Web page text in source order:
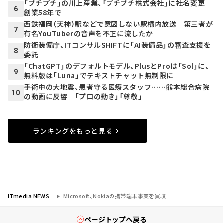
6
「プチプチ」の川上産業、「プチプチ株式会社」に社名変更
創業58年で
7
西鉄福岡（天神）駅などで意図しない駅構内放送 第三者が
有名YouTuberの音声を不正に流したか
8
防衛装備庁、ITコンサルSHIFTに「AI装備品」の審査支援を
委託
9
「ChatGPT」のデフォルトモデル、PlusとProは「Sol」に、
無料版は「Luna」でテキストチャット無制限に
10
手術中の大地震、患者守る医療スタッフ……熊本総合病院
の動画に反響 「プロの動き」「尊敬」
ランキングをもっと見る
ITmedia NEWS Microsoft、Nokiaの携帯端末事業を買収
ページトップへ戻る